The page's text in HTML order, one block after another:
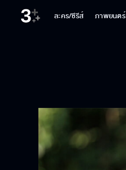
ละคร/ซีรีส์ ภาพยนตร์